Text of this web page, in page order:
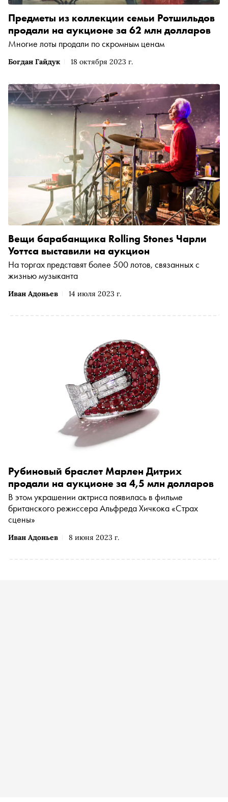
Богдан Гайдук 18 октября 2023 г.
Предметы из коллекции семьи Ротшильдов
продали на аукционе за 62 млн долларов
Многие лоты продали по скромным ценам
Иван Адоньев 14 июля 2023 г.
Вещи барабанщика Rolling Stones Чарли
Уоттса выставили на аукцион
На торгах представят более 500 лотов, связанных с
жизнью музыканта
Иван Адоньев 8 июня 2023 г.
Рубиновый браслет Марлен Дитрих
продали на аукционе за 4,5 млн долларов
В этом украшении актриса появилась в фильме
британского режиссера Альфреда Хичкока «Страх
сцены»